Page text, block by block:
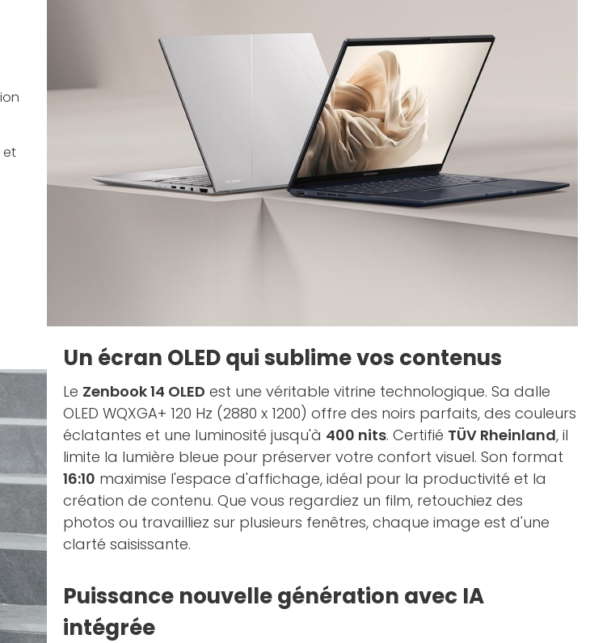
et
Un écran OLED qui sublime vos contenus
Le Zenbook 14 OLED est une véritable vitrine technologique. Sa dalle
OLED WQXGA+ 120 Hz (2880 x 1200) offre des noirs parfaits, des couleurs
éclatantes et une luminosité jusqu'à 400 nits. Certifié TÜV Rheinland, il
limite la lumière bleue pour préserver votre confort visuel. Son format
16:10 maximise l'espace d'affichage, idéal pour la productivité et la
création de contenu. Que vous regardiez un film, retouchiez des
photos ou travailliez sur plusieurs fenêtres, chaque image est d'une
clarté saisissante.
Puissance nouvelle génération avec IA
intégrée